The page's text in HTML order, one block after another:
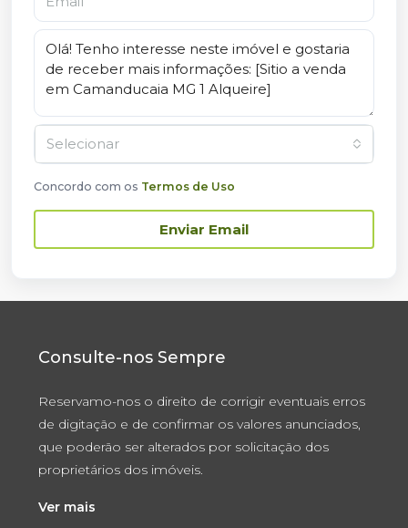
Selecionar
Concordo com os Termos de Uso
Enviar Email
Consulte-nos Sempre
Reservamo-nos o direito de corrigir eventuais erros
de digitação e de confirmar os valores anunciados,
que poderão ser alterados por solicitação dos
proprietários dos imóveis.
Ver mais